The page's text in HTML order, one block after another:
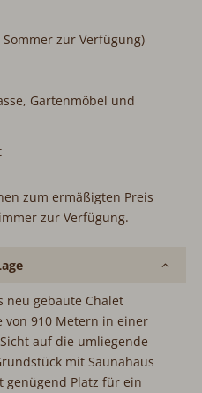
zur Verfügung)
Gartenmöbel und
zum ermäßigten Preis
zur Verfügung.
gebaute Chalet
von 910 Metern in einer
auf die umliegende
mit Saunahaus
genügend Platz für ein